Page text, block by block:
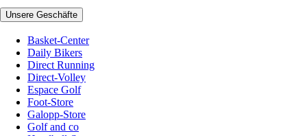
Unsere Geschäfte
Basket-Center
Daily Bikers
Direct Running
Direct-Volley
Espace Golf
Foot-Store
Galopp-Store
Golf and co